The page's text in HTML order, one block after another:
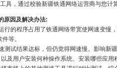
具，通过校验新疆铁通网络运营商与您计
原因及解决办法:
行的程序占用了铁通网络带宽使网速变慢
等。
测试结果达标，但仍觉得网速慢。影响新
及用户安装何种操作系统、安装哪些应